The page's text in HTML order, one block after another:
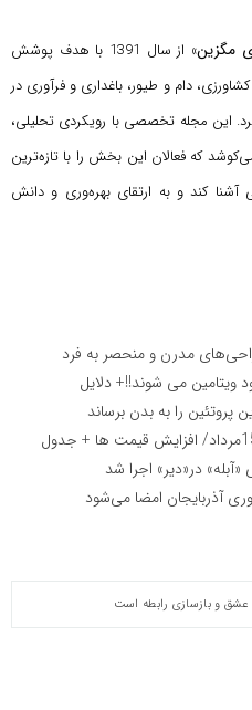
مگزین
» از سال 1391 با هدف پوشش
دام و طیور، باغداری و فرآوری در
این مجله تخصصی با رویکردی تحلیلی،
که فعالان این بخش را با تازه‌ترین
آشنا کند و به ارتقای بهره‌وری و دانش
مدرن و منحصر به فرد
ویتامین می شوند!!+ دلایل
را به بدن برساند
در«دیر» اجرا شد
آذربایجان امضا می‌شود
و بازسازی رابطه است